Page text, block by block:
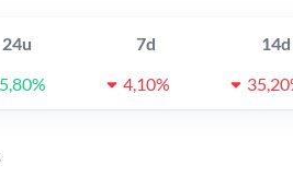
24u 7d 14d
4,10%